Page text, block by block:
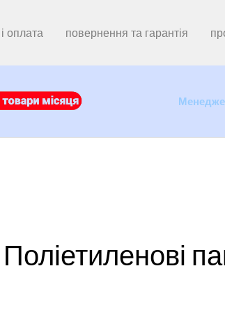
оплата повернення та гарантія
Поліетиленові